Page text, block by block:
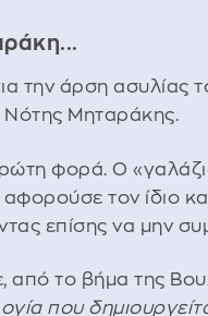
την άρση ασυλίας
Νότης Μηταράκης.
φορά. Ο
τον ίδιο
επίσης να μην
από το βήμα της
που